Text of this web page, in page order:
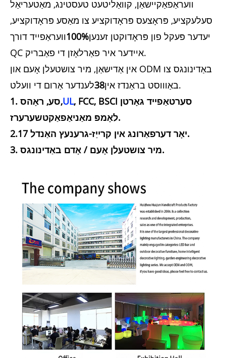
וועראַפאַקיישאַן, קוואַליטעט טעסטינג, מאַטעריאַל
סעלעקציע, פּראָצעס פּראָדוקציע צו מאַסע פּראָדוקציע,
יעדער פּעקל פון פּראָדוקטן זענען100%וועראַפייד דורך
QC איידער איר פאַרלאָזן די פאַבריק.
אין אַדישאַן, מיר צושטעלן אָעם און ODM באַדינונגס צו
באַוווסט בראַנדז אין38
לענדער אַרום די וועלט.
1. סע, ראָהס,UL, FCC, BSCI סערטאַפייד גאָרטן
לאָמפּ מאַניאַפאַקטשערערז.
2.17 יאָר דערפאַרונג אין קרייַז-גרענעץ האַנדל.
3. מיר צושטעלן אָעם / אָדם באַדינונגס.